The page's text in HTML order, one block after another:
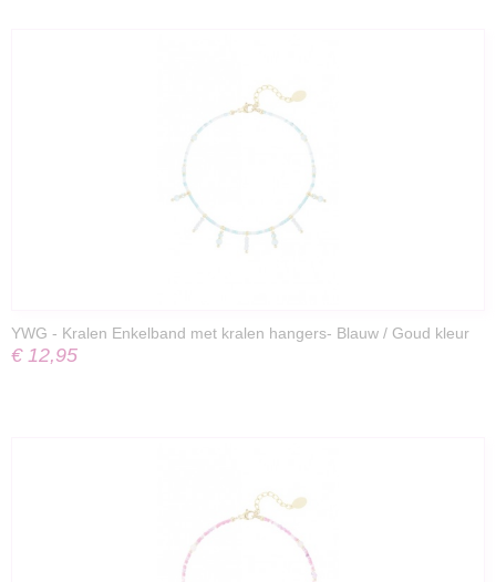
YWG - Kralen Enkelband met kralen hangers- Blauw / Goud kleur
€ 12,95